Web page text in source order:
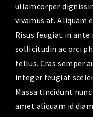
ullamcorper
vivamus at. Aliquam
Risus feugiat in
sollicitudin ac orci
tellus. Cras semper
integer feugiat
Massa tincidunt
amet aliquam id